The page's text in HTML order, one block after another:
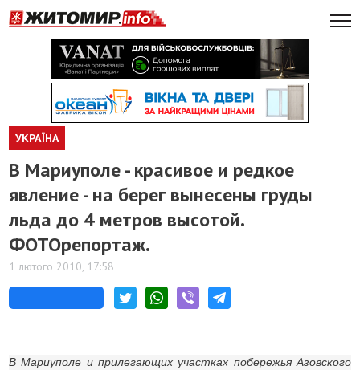
УКРАЇНА
В Мариуполе - красивое и редкое
явление - на берег вынесены груды
льда до 4 метров высотой.
ФОТОрепортаж.
1 лютого 2010, 17:58
В Мариуполе и прилегающих участках побережья Азовского